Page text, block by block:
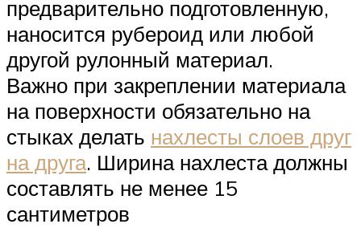
предварительно подготовленную,
наносится рубероид или любой
другой рулонный материал.
Важно при закреплении материала
на поверхности обязательно на
стыках делать нахлесты слоев друг
на друга. Ширина нахлеста должны
составлять не менее 15
сантиметров